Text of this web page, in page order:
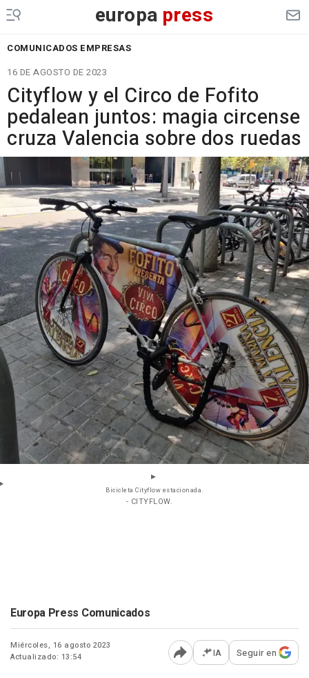
europa press
COMUNICADOS EMPRESAS
16 DE AGOSTO DE 2023
Cityflow y el Circo de Fofito
pedalean juntos: magia circense
cruza Valencia sobre dos ruedas
Bicicleta Cityflow estacionada.
- CITYFLOW.
Europa Press Comunicados
Miércoles, 16 agosto 2023
Actualizado: 13:54
Abrir opciones para
IA Seguir en